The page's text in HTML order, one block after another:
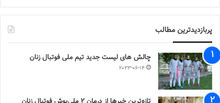
پربازدیدترین مطالب
چالش هاى ليست جدید تيم ملى فوتبال زنان
2023-06-14